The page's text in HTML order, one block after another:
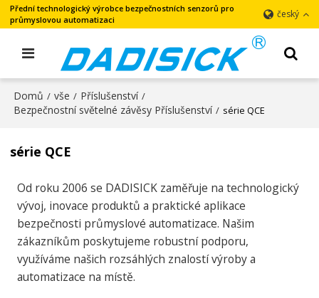
Přední technologický výrobce bezpečnostních senzorů pro
průmyslovou automatizaci
český
Domů / vše / Příslušenství /
Bezpečnostní světelné závěsy Příslušenství / série QCE
série QCE
Od roku 2006 se DADISICK zaměřuje na technologický
vývoj, inovace produktů a praktické aplikace
bezpečnosti průmyslové automatizace. Našim
zákazníkům poskytujeme robustní podporu,
využíváme našich rozsáhlých znalostí výroby a
automatizace na místě.